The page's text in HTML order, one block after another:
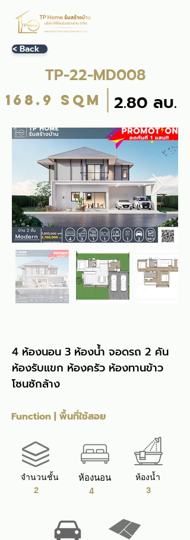
< Back
TP-22-MD008
168.9 sqm 2.80 ลบ.
4 ห้องนอน 3 ห้องน้ำ จอดรถ 2 คัน
ห้องรับแขก ห้องครัว ห้องทานข้าว
โซนซักล้าง
Function | พื้นที่ใช้สอย
จำนวนชั้น
4
ห้องนอน ห้องน้ำ
2 3